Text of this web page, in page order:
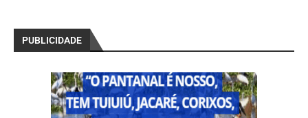
PUBLICIDADE